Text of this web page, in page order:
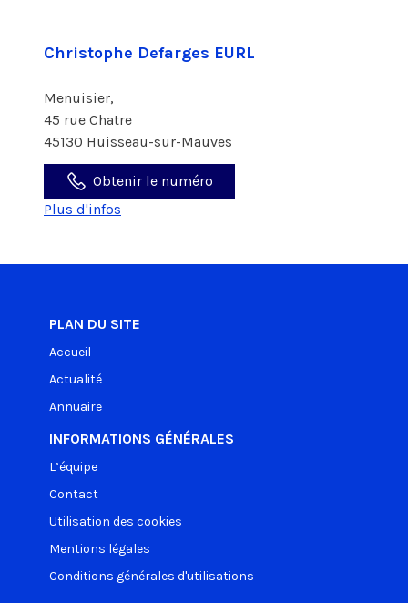
Christophe Defarges EURL
Menuisier,
45 rue Chatre
45130 Huisseau-sur-Mauves
Obtenir le numéro
Plus d'infos
PLAN DU SITE
Accueil
Actualité
Annuaire
INFORMATIONS GÉNÉRALES
L’équipe
Contact
Utilisation des cookies
Mentions légales
Conditions générales d'utilisations